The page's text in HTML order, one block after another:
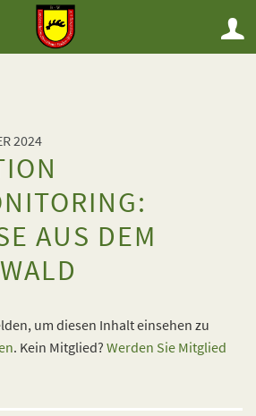
2024
AUS DEM
um diesen Inhalt einsehen zu
. Kein Mitglied? Werden Sie Mitglied